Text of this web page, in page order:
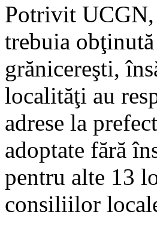
Potrivit UCGN,
trebuia
grănicereşti,
localităţi au
adrese la
adoptate fără
pentru alte 13
consiliilor